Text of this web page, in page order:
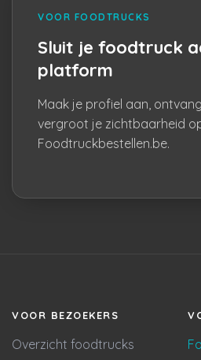
VOOR FOODTRUCKS
Sluit je foodtruck
platform
Maak je profiel aan,
vergroot je zichtbaarheid
Foodtruckbestellen.be.
VOOR BEZOEKERS
Overzicht foodtrucks